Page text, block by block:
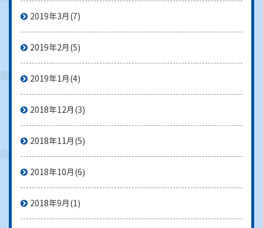
2019年3月 (7)
2019年2月 (5)
2019年1月 (4)
2018年12月 (3)
2018年11月 (5)
2018年10月 (6)
2018年9月 (1)